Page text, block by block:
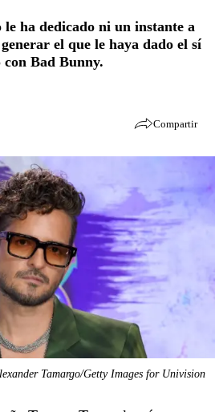
le ha dedicado ni un instante a
el que le haya dado el sí
Bad Bunny.
Compartir
Tamargo/Getty Images for Univision